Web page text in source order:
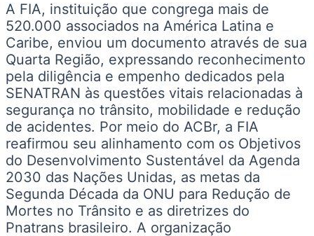
A FIA, instituição que congrega mais de
520.000 associados na América Latina e
Caribe, enviou um documento através de sua
Quarta Região, expressando reconhecimento
pela diligência e empenho dedicados pela
SENATRAN às questões vitais relacionadas à
segurança no trânsito, mobilidade e redução
de acidentes. Por meio do ACBr, a FIA
reafirmou seu alinhamento com os Objetivos
do Desenvolvimento Sustentável da Agenda
2030 das Nações Unidas, as metas da
Segunda Década da ONU para Redução de
Mortes no Trânsito e as diretrizes do
Pnatrans brasileiro. A organização